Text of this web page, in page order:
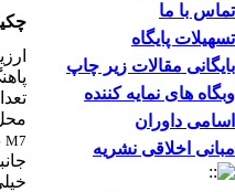
تماس با ما
تسهیلات پایگاه
بایگانی مقالات زیر چاپ
وبگاه های نمایه کننده
اسامی داوران
مبانی اخلاقی نشریه
ارزیابی
محل
M7